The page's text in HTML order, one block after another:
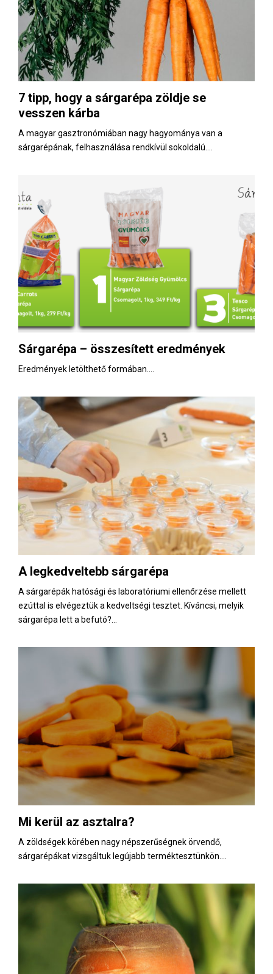
7 tipp, hogy a sárgarépa zöldje se
vesszen kárba
A magyar gasztronómiában nagy hagyománya van a
sárgarépának, felhasználása rendkívül sokoldalú....
Sárgarépa – összesített eredmények
Eredmények letölthető formában....
A legkedveltebb sárgarépa
A sárgarépák hatósági és laboratóriumi ellenőrzése mellett
ezúttal is elvégeztük a kedveltségi tesztet. Kíváncsi, melyik
sárgarépa lett a befutó?...
Mi kerül az asztalra?
A zöldségek körében nagy népszerűségnek örvendő,
sárgarépákat vizsgáltuk legújabb terméktesztünkön....